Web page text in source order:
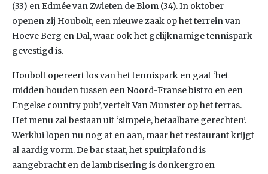
(33) en Edmée van Zwieten de Blom (34). In oktober
openen zij Houbolt, een nieuwe zaak op het terrein van
Hoeve Berg en Dal, waar ook het gelijknamige tennispark
gevestigd is.
Houbolt opereert los van het tennispark en gaat ‘het
midden houden tussen een Noord-Franse bistro en een
Engelse country pub’, vertelt Van Munster op het terras.
Het menu zal bestaan uit ‘simpele, betaalbare gerechten’.
Werklui lopen nu nog af en aan, maar het restaurant krijgt
al aardig vorm. De bar staat, het spuitplafond is
aangebracht en de lambrisering is donkergroen